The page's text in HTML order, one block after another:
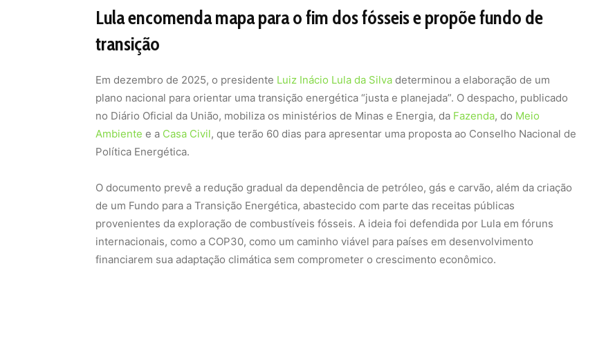
Lula encomenda mapa para o fim dos fósseis e propõe fundo de
transição
Em dezembro de 2025, o presidente Luiz Inácio Lula da Silva determinou a elaboração de um
plano nacional para orientar uma transição energética “justa e planejada”. O despacho, publicado
no Diário Oficial da União, mobiliza os ministérios de Minas e Energia, da Fazenda, do Meio
Ambiente e a Casa Civil, que terão 60 dias para apresentar uma proposta ao Conselho Nacional de
Política Energética.
O documento prevê a redução gradual da dependência de petróleo, gás e carvão, além da criação
de um Fundo para a Transição Energética, abastecido com parte das receitas públicas
provenientes da exploração de combustíveis fósseis. A ideia foi defendida por Lula em fóruns
internacionais, como a COP30, como um caminho viável para países em desenvolvimento
financiarem sua adaptação climática sem comprometer o crescimento econômico.